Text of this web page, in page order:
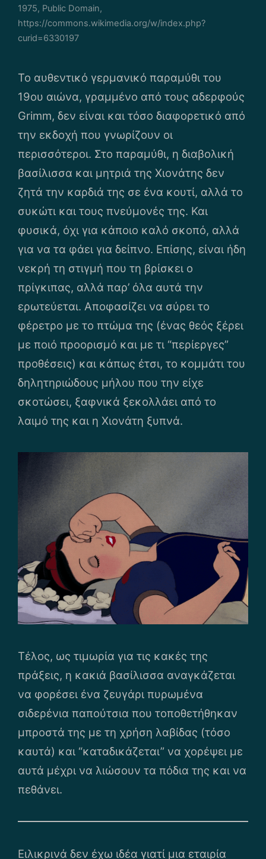
1975, Public Domain,
https://commons.wikimedia.org/w/index.php?
curid=6330197
Το αυθεντικό γερμανικό παραμύθι του
19ου αιώνα, γραμμένο από τους αδερφούς
Grimm, δεν είναι και τόσο διαφορετικό από
την εκδοχή που γνωρίζουν οι
περισσότεροι. Στο παραμύθι, η διαβολική
βασίλισσα και μητριά της Χιονάτης δεν
ζητά την καρδιά της σε ένα κουτί, αλλά το
συκώτι και τους πνεύμονές της. Και
φυσικά, όχι για κάποιο καλό σκοπό, αλλά
για να τα φάει για δείπνο. Επίσης, είναι ήδη
νεκρή τη στιγμή που τη βρίσκει ο
πρίγκιπας, αλλά παρ’ όλα αυτά την
ερωτεύεται. Αποφασίζει να σύρει το
φέρετρο με το πτώμα της (ένας θεός ξέρει
με ποιό προορισμό και με τι “περίεργες”
προθέσεις) και κάπως έτσι, το κομμάτι του
δηλητηριώδους μήλου που την είχε
σκοτώσει, ξαφνικά ξεκολλάει από το
λαιμό της και η Χιονάτη ξυπνά.
Τέλος, ως τιμωρία για τις κακές της
πράξεις, η κακιά βασίλισσα αναγκάζεται
να φορέσει ένα ζευγάρι πυρωμένα
σιδερένια παπούτσια που τοποθετήθηκαν
μπροστά της με τη χρήση λαβίδας (τόσο
καυτά) και “καταδικάζεται” να χορέψει με
αυτά μέχρι να λιώσουν τα πόδια της και να
πεθάνει.
Ειλικρινά δεν έχω ιδέα γιατί μια εταιρία